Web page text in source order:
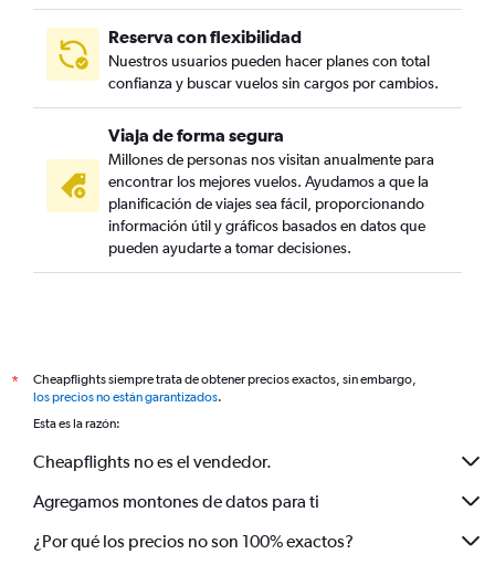
Reserva con flexibilidad
Nuestros usuarios pueden hacer planes con total
confianza y buscar vuelos sin cargos por cambios.
Viaja de forma segura
Millones de personas nos visitan anualmente para
encontrar los mejores vuelos. Ayudamos a que la
planificación de viajes sea fácil, proporcionando
información útil y gráficos basados en datos que
pueden ayudarte a tomar decisiones.
*
Cheapflights siempre trata de obtener precios exactos, sin embargo,
los precios no están garantizados.
Esta es la razón:
Cheapflights no es el vendedor.
Agregamos montones de datos para ti
¿Por qué los precios no son 100% exactos?